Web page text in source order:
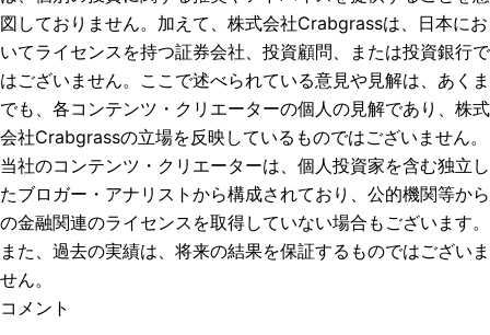
図しておりません。加えて、株式会社Crabgrassは、日本にお
いてライセンスを持つ証券会社、投資顧問、または投資銀行で
はございません。ここで述べられている意見や見解は、あくま
でも、各コンテンツ・クリエーターの個人の見解であり、株式
会社Crabgrassの立場を反映しているものではございません。
当社のコンテンツ・クリエーターは、個人投資家を含む独立し
たブロガー・アナリストから構成されており、公的機関等から
の金融関連のライセンスを取得していない場合もございます。
また、過去の実績は、将来の結果を保証するものではございま
せん。
コメント